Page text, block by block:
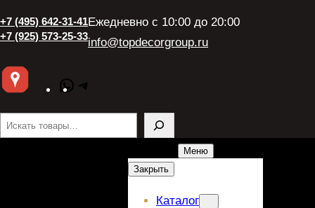
+7 (495) 642-31-41
+7 (925) 573-25-33
Ежедневно с 10:00 до 20:00
info@topdecorgroup.ru
WhatsApp
Поиск
Меню
Закрыть
Каталог